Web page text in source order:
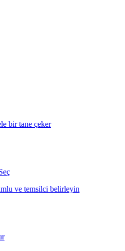
bir tane çeker
ve temsilci belirleyin